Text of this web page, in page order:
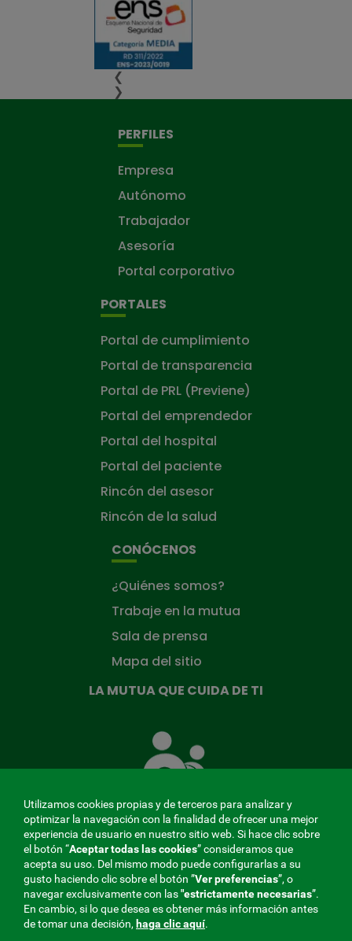
❮
❯
PERFILES
Empresa
Autónomo
Trabajador
Asesoría
Portal corporativo
PORTALES
Portal de cumplimiento
Portal de transparencia
Portal de PRL (Previene)
Portal del emprendedor
Portal del hospital
Portal del paciente
Rincón del asesor
Rincón de la salud
CONÓCENOS
¿Quiénes somos?
Trabaje en la mutua
Sala de prensa
Mapa del sitio
LA MUTUA QUE CUIDA DE TI
Mutua
que
ti
MENÚ
REDES
SOCIALES
Utilizamos cookies propias y de terceros para analizar y
optimizar la navegación con la finalidad de ofrecer una mejor
experiencia de usuario en nuestro sitio web. Si hace clic sobre
el botón “Aceptar todas las cookies” consideramos que
acepta su uso. Del mismo modo puede configurarlas a su
gusto haciendo clic sobre el botón ”Ver preferencias”, o
navegar exclusivamente con las"estrictamentenecesarias”.
En cambio, si lo que desea es obtener más información antes
de tomar una decisión, haga clic aquí.